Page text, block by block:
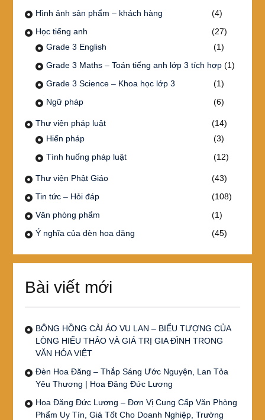
Hình ảnh sản phẩm – khách hàng
(4)
Học tiếng anh
(27)
Grade 3 English
(1)
Grade 3 Maths – Toán tiếng anh lớp 3 tích hợp(1)
Grade 3 Science – Khoa học lớp 3
(1)
Ngữ pháp
(6)
Thư viện pháp luật
(14)
Hiến pháp
(3)
Tình huống pháp luật
(12)
Thư viện Phật Giáo
(43)
Tin tức – Hỏi đáp
(108)
Văn phòng phẩm
(1)
Ý nghĩa của đèn hoa đăng
(45)
Bài viết mới
BÔNG HỒNG CÀI ÁO VU LAN – BIỂU TƯỢNG CỦA
LÒNG HIẾU THẢO VÀ GIÁ TRỊ GIA ĐÌNH TRONG
VĂN HÓA VIỆT
Đèn Hoa Đăng – Thắp Sáng Ước Nguyện, Lan Tỏa
Yêu Thương | Hoa Đăng Đức Lương
Hoa Đăng Đức Lương – Đơn Vị Cung Cấp Văn Phòng
Phẩm Uy Tín, Giá Tốt Cho Doanh Nghiệp, Trường